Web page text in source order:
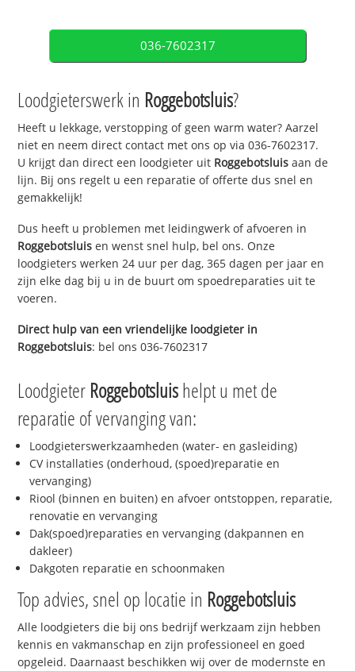
036-7602317
Loodgieterswerk in Roggebotsluis?
Heeft u lekkage, verstopping of geen warm water? Aarzel
niet en neem direct contact met ons op via 036-7602317.
U krijgt dan direct een loodgieter uit Roggebotsluis aan de
lijn. Bij ons regelt u een reparatie of offerte dus snel en
gemakkelijk!
Dus heeft u problemen met leidingwerk of afvoeren in
Roggebotsluis en wenst snel hulp, bel ons. Onze
loodgieters werken 24 uur per dag, 365 dagen per jaar en
zijn elke dag bij u in de buurt om spoedreparaties uit te
voeren.
Direct hulp van een vriendelijke loodgieter in
Roggebotsluis: bel ons 036-7602317
Loodgieter Roggebotsluishelpt u met de
reparatie of vervanging van:
Loodgieterswerkzaamheden (water- en gasleiding)
CV installaties (onderhoud, (spoed)reparatie en
vervanging)
Riool (binnen en buiten) en afvoer ontstoppen, reparatie,
renovatie en vervanging
Dak(spoed)reparaties en vervanging (dakpannen en
dakleer)
Dakgoten reparatie en schoonmaken
Top advies, snel op locatie in Roggebotsluis
Alle loodgieters die bij ons bedrijf werkzaam zijn hebben
kennis en vakmanschap en zijn professioneel en goed
opgeleid. Daarnaast beschikken wij over de modernste en